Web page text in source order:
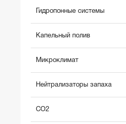
Гидропонные системы
Капельный полив
Микроклимат
Нейтрализаторы запаха
CO2